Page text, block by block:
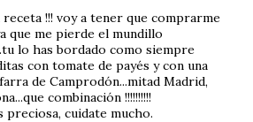
receta !!! voy a tener que comprarme
que me pierde el mundillo
lo has bordado como siempre
con tomate de payés y con una
de Camprodón...mitad Madrid,
combinación !!!!!!!!!!
preciosa, cuidate mucho.